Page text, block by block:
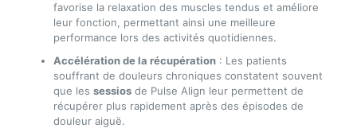
favorise la relaxation des muscles tendus et améliore
leur fonction, permettant ainsi une meilleure
performance lors des activités quotidiennes.
Accélération de la récupération: Les patients
souffrant de douleurs chroniques constatent souvent
que les sessiosde Pulse Align leur permettent de
récupérer plus rapidement après des épisodes de
douleur aiguë.